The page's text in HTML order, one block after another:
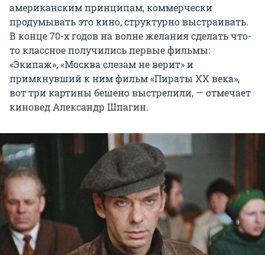
американским принципам, коммерчески
продумывать это кино, структурно выстраивать.
В конце 70-х годов на волне желания сделать что-
то классное получились первые фильмы:
«Экипаж», «Москва слезам не верит» и
примкнувший к ним фильм «Пираты ХХ века»,
вот три картины бешено выстрелили, — отмечает
киновед Александр Шпагин.